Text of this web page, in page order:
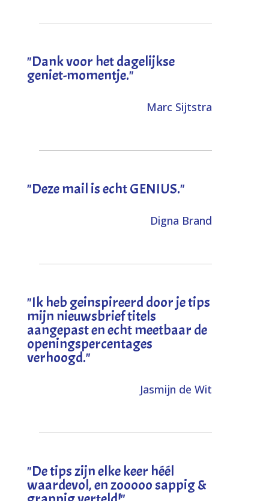
"Dank voor het dagelijkse
geniet-momentje."
Marc Sijtstra
"Deze mail is echt GENIUS."
Digna Brand
"Ik heb geinspireerd door je tips
mijn nieuwsbrief titels
aangepast en echt meetbaar de
openingspercentages
verhoogd."
Jasmijn de Wit
"De tips zijn elke keer héél
waardevol, en zooooo sappig &